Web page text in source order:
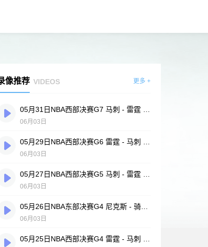
像推荐 VIDEOS 更多 +
06月03日
06月03日
06月03日
06月03日